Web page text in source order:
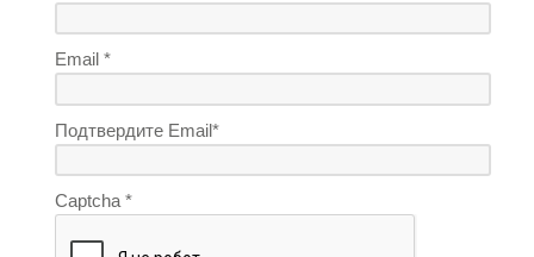
Email *
Подтвердите Email*
Captcha *